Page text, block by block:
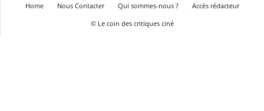
Home Nous Contacter Qui sommes-nous ?
Accès rédacteur
© Le coin des critiques ciné